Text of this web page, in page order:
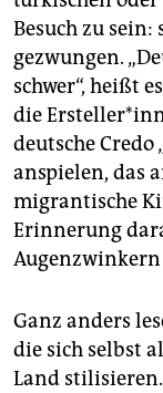
Besuch zu
gezwungen.
schwer“, heißt
die
deutsche
anspielen, das
migrantische
Erinnerung
Ganz anders
die sich selbst
Land